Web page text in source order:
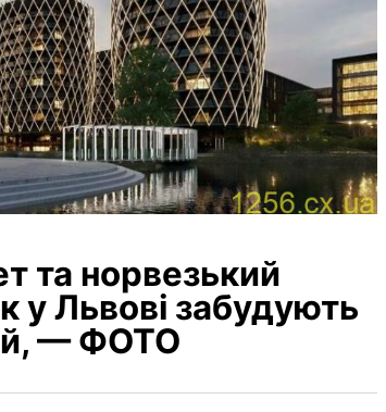
та норвезький
у Львові забудують
— ФОТО